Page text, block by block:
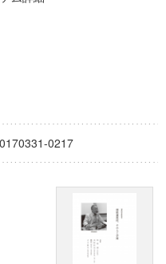
書
グラム「超成熟社会発展のサ
0217